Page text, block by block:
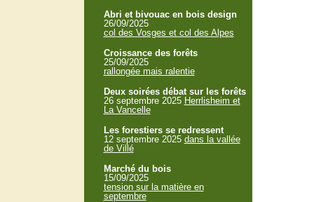
Abri et bivouac en bois design
26/09/2025
col des Vosges et col des Alpes
Croissance des forêts
25/09/2025
rallongée mais ralentie
Deux soirées débat sur les forêts
26 septembre 2025 Herrlisheim et
La Vancelle
Les forestiers se redressent
12 septembre 2025 dans la vallée
de Villé
Marché du bois
15/09/2025
tension sur la matière en
septembre